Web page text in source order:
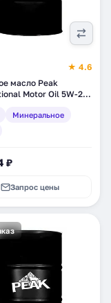
★ 4.6
масло Peak
Motor Oil 5W-20,
Минеральное
₽
Запрос цены